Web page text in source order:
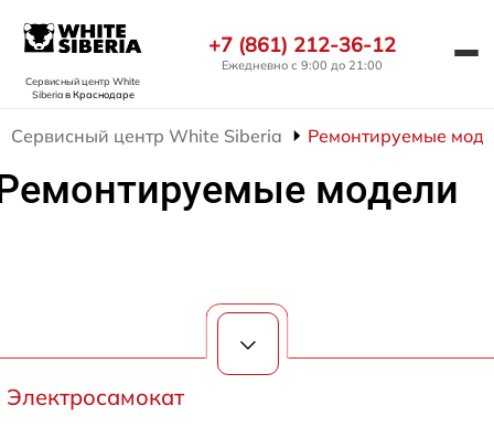
Сервисный центр White
Siberiaв Краснодаре
+7 (861) 212-36-12
Ежедневно с 9:00 до 21:00
Сервисный центр White Siberia Ремонтируемые
модели
Электросамокат